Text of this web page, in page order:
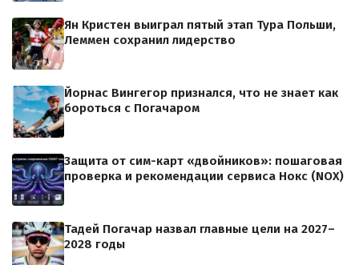
Ян Кристен выиграл пятый этап Тура Польши,
Леммен сохранил лидерство
Йорнас Вингегор признался, что не знает как
бороться с Погачаром
Защита от сим-карт «двойников»: пошаговая
проверка и рекомендации сервиса Нокс (NOX)
Тадей Погачар назвал главные цели на 2027–
2028 годы